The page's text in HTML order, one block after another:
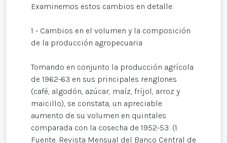
Examinemos estos cambios en detalle:
1 - Cambios en el volumen y la composición
de la producción agropecuaria
Tomando en conjunto la producción agrícola
de 1962-63 en sus principales renglones
(café, algodón, azúcar, maíz, fríjol, arroz y
maicillo), se constata, un apreciable
aumento de su volumen en quintales
comparada con la cosecha de 1952-53: (1.
Fuente. Revista Mensual del Banco Central de